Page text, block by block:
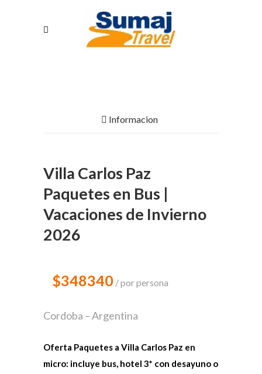
Informacion
Villa Carlos Paz
Paquetes en Bus |
Vacaciones de Invierno
2026
$348340 por persona
Cordoba – Argentina
Oferta Paquetes a Villa Carlos Paz en
micro: incluye bus, hotel 3* con desayuno o